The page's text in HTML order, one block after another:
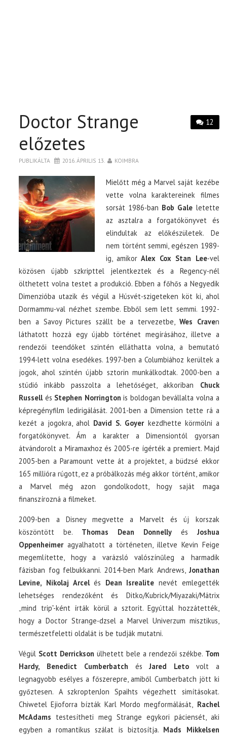
12
Doctor Strange
előzetes
PUBLIKÁLTA 2016. ÁPRILIS 13. KOIMBRA
Mielőtt még a Marvel saját kezébe
vette volna karaktereinek filmes
sorsát 1986-ban Bob Gale letette
az asztalra a forgatókönyvet és
elindultak az előkészületek. De
nem történt semmi, egészen 1989-
ig, amikor Alex Cox Stan Lee-vel
közösen újabb szkripttel jelentkeztek és a Regency-nél
ölthetett volna testet a produkció. Ebben a főhős a Negyedik
Dimenzióba utazik és végül a Húsvét-szigeteken köt ki, ahol
Dormammu-val nézhet szembe. Ebből sem lett semmi. 1992-
ben a Savoy Pictures szállt be a tervezetbe, Wes Craven
láthatott hozzá egy újabb történet megírásához, illetve a
rendezői teendőket szintén elláthatta volna, a bemutató
1994-lett volna esedékes. 1997-ben a Columbiához kerültek a
jogok, ahol szintén újabb sztorin munkálkodtak. 2000-ben a
stúdió inkább passzolta a lehetőséget, akkoriban Chuck
Russellés Stephen Norrington is boldogan bevállalta volna a
képregényfilm ledirigálását. 2001-ben a Dimension tette rá a
kezét a jogokra, ahol David S. Goyerkezdhette körmölni a
forgatókönyvet. Ám a karakter a Dimensiontól gyorsan
átvándorolt a Miramaxhoz és 2005-re ígérték a premiert. Majd
2005-ben a Paramount vette át a projektet, a büdzsé ekkor
165 millióra rúgott, ez a próbálkozás még akkor történt, amikor
a Marvel még azon gondolkodott, hogy saját maga
finanszírozná a filmeket.
2009-ben a Disney megvette a Marvelt és új korszak
köszöntött be. Thomas Dean Donnellyés Joshua
Oppenheimeragyalhatott a történeten, illetve Kevin Feige
megemlítette, hogy a varázsló valószínűleg a harmadik
fázisban fog felbukkanni. 2014-ben Mark Andrews, Jonathan
Levine, Nikolaj Arcelés Dean Isrealite nevét emlegették
lehetséges rendezőként és Ditko/Kubrick/Miyazaki/Mátrix
„mind trip”-ként írták körül a sztorit. Egyúttal hozzátették,
hogy a Doctor Strange-dzsel a Marvel Univerzum misztikus,
természetfeletti oldalát is be tudják mutatni.
Végül Scott Derrickson ülhetett bele a rendezői székbe. Tom
Hardy, Benedict Cumberbatch ésJared Leto volt a
legnagyobb esélyes a főszerepre, amiből Cumberbatch jött ki
győztesen. A szkroptenJon Spaihts végezhett simításokat.
Chiwetel Ejioforra bízták Karl Mordo megformálását, Rachel
McAdams testesítheti meg Strange egykori páciensét, aki
egyben a romantikus szálat is biztosítja. Mads Mikkelsen